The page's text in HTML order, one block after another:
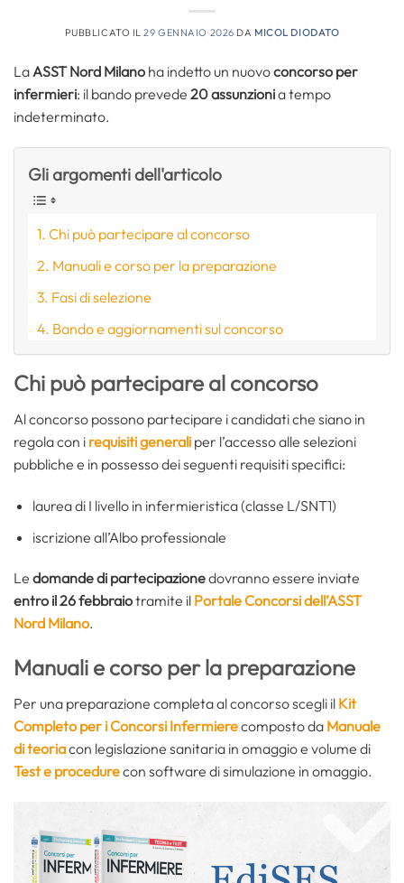
PUBBLICATO IL29 GENNAIO 2026 DA MICOL DIODATO
LaASST Nord Milano ha indetto un nuovoconcorso per
infermieri: il bando prevede 20 assunzionia tempo
indeterminato.
Gli argomenti dell'articolo
Chi può partecipare al concorso
Manuali e corso per la preparazione
Fasi di selezione
Bando e aggiornamenti sul concorso
Chi può partecipare al concorso
Al concorso possono partecipare i candidati che siano in
regola con i requisiti generali per l’accesso alle selezioni
pubbliche e in possesso dei seguenti requisiti specifici:
laurea di I livello in infermieristica (classe L/SNT1)
iscrizione all’Albo professionale
Le domande di partecipazionedovranno essere inviate
entro il 26 febbraiotramite il Portale Concorsi dell’ASST
Nord Milano.
Manuali e corso per la preparazione
Per una preparazione completa al concorso scegli il Kit
Completo per i Concorsi Infermierecomposto da Manuale
di teoriacon legislazione sanitaria in omaggio e volume di
Test e procedurecon software di simulazione in omaggio.